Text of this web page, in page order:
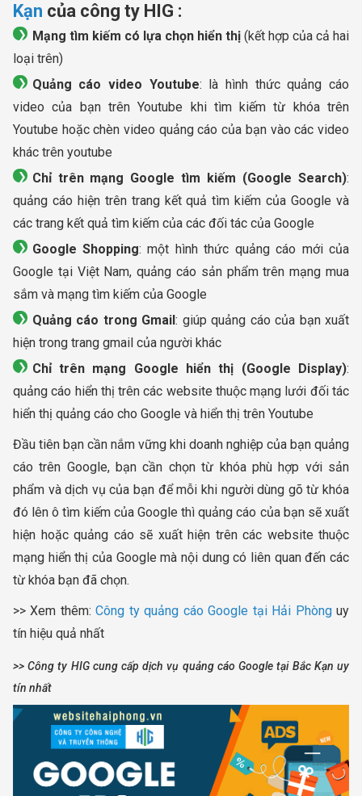
Kạn của công ty HIG :
Mạng tìm kiếm có lựa chọn hiển thị(kết hợp của cả hai
loại trên)
Quảng cáo video Youtube: là hình thức quảng cáo
video của bạn trên Youtube khi tìm kiếm từ khóa trên
Youtube hoặc chèn video quảng cáo của bạn vào các video
khác trên youtube
Chỉ trên mạng Google tìm kiếm (Google Search):
quảng cáo hiện trên trang kết quả tìm kiếm của Google và
các trang kết quả tìm kiếm của các đối tác của Google
Google Shopping: một hình thức quảng cáo mới của
Google tại Việt Nam, quảng cáo sản phẩm trên mạng mua
sắm và mạng tìm kiếm của Google
Quảng cáo trong Gmail: giúp quảng cáo của bạn xuất
hiện trong trang gmail của người khác
Chỉ trên mạng Google hiển thị (Google Display):
quảng cáo hiển thị trên các website thuộc mạng lưới đối tác
hiển thị quảng cáo cho Google và hiển thị trên Youtube
Đầu tiên bạn cần nắm vững khi doanh nghiệp của bạn quảng
cáo trên Google, bạn cần chọn từ khóa phù hợp với sản
phẩm và dịch vụ của bạn để mỗi khi người dùng gõ từ khóa
đó lên ô tìm kiếm của Google thì quảng cáo của bạn sẽ xuất
hiện hoặc quảng cáo sẽ xuất hiện trên các website thuộc
mạng hiển thị của Google mà nội dung có liên quan đến các
từ khóa bạn đã chọn.
>> Xem thêm:Công ty quảng cáo Google tại Hải Phònguy
tín hiệu quả nhất
>> Công ty HIG cung cấp dịch vụ quảng cáo Google tại Bắc Kạn uy
tín nhất